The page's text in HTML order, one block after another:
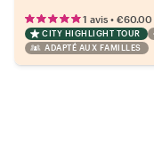
1 avis • €60.00
CITY HIGHLIGHT TOUR
ADAPTÉ AUX FAMILLES